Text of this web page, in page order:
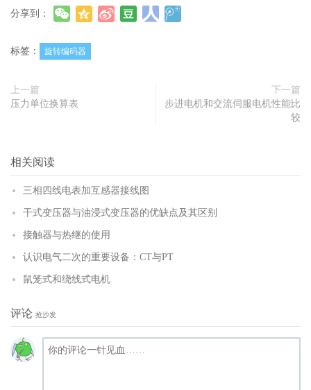
分享到：
标签： 旋转编码器
上一篇
压力单位换算表
下一篇
步进电机和交流伺服电机性能比
较
相关阅读
三相四线电表加互感器接线图
干式变压器与油浸式变压器的优缺点及其区别
接触器与热继的使用
认识电气二次的重要设备：CT与PT
鼠笼式和绕线式电机
评论 抢沙发